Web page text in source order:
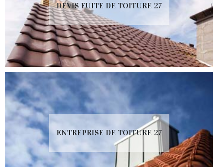
DEVIS FUITE DE TOITURE 27
ENTREPRISE DE TOITURE 27